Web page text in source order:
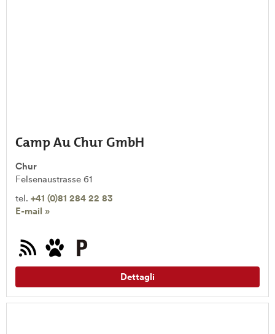
Camp Au Chur GmbH
Chur
Felsenaustrasse 61
tel. +41 (0)81 284 22 83
E-mail »
Dettagli